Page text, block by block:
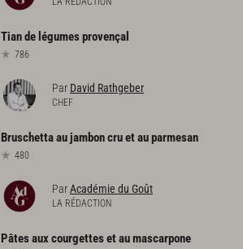
Tiande légumesprovençal
786
Par David Rathgeber
CHEF
Bruschettaaujamboncruetauparmesan
480
ParAcadémie du Goût
LA RÉDACTION
Pâtesauxcourgettesetaumascarpone